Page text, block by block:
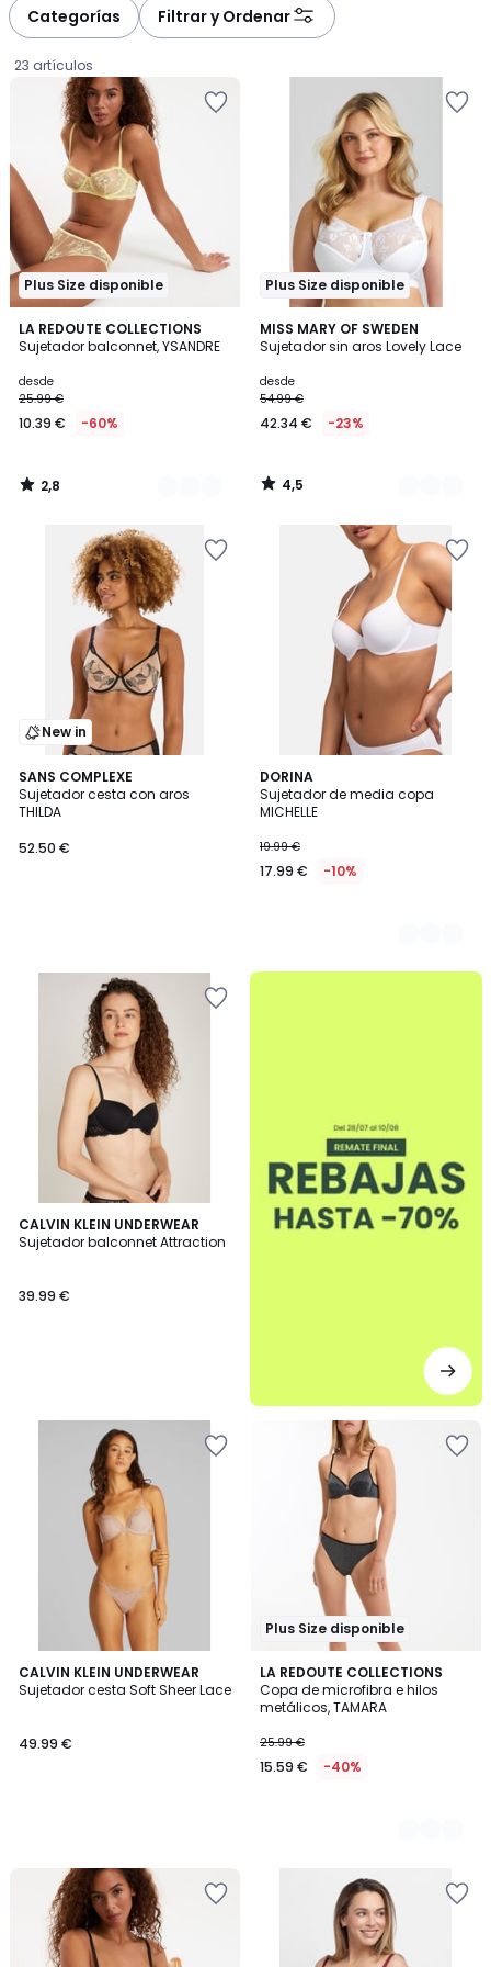
Categorías Filtrar y Ordenar
23 artículos
Plus Size disponible
LA REDOUTE COLLECTIONS
Sujetador balconnet, YSANDRE
Precio
a
partir
10.39
€
descuento
aplicado.
desde
25.99 €
10.39 € -60%
2,8
/ 5
3
Colores
2,8
/
Plus Size disponible
MISS MARY OF SWEDEN
Sujetador sin aros Lovely Lace
desde
54.99 €
42.34 € -23%
4,5
/ 5
5
Colores
4,5
/
New in
SANS COMPLEXE
Sujetador cesta con aros
THILDA
52.50 €
DORINA
Sujetador de media copa
MICHELLE
19.99 €
17.99 € -10%
2
Colores
CALVIN KLEIN UNDERWEAR
Sujetador balconnet Attraction
39.99 €
.
CALVIN KLEIN UNDERWEAR
Sujetador cesta Soft Sheer Lace
49.99 €
Plus Size disponible
LA REDOUTE COLLECTIONS
Copa de microfibra e hilos
metálicos, TAMARA
25.99 €
15.59 € -40%
2
Colores